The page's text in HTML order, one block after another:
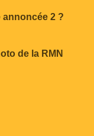
2 ?
de la RMN